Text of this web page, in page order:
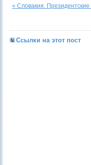
« Словакия.
Ссылки на этот пост